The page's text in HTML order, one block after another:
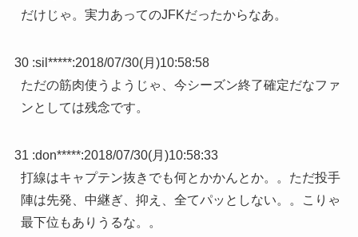
だけじゃ。実力あってのJFKだったからなあ。
30 :sil*****:2018/07/30(月)10:58:58
ただの筋肉使うようじゃ、今シーズン終了確定だなファ
ンとしては残念です。
31 :don*****:2018/07/30(月)10:58:33
打線はキャプテン抜きでも何とかかんとか。。ただ投手
陣は先発、中継ぎ、抑え、全てパッとしない。。こりゃ
最下位もありうるな。。